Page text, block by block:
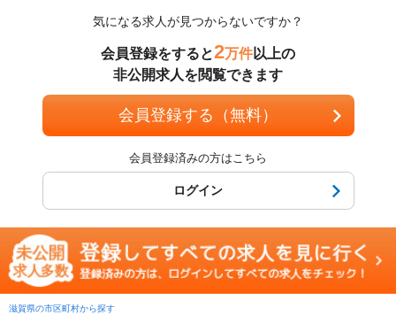
気になる求人が見つからないですか？
会員登録をすると2万件以上の
非公開求人を閲覧できます
会員登録する（無料）
会員登録済みの方はこちら
ログイン
滋賀県の市区町村から探す